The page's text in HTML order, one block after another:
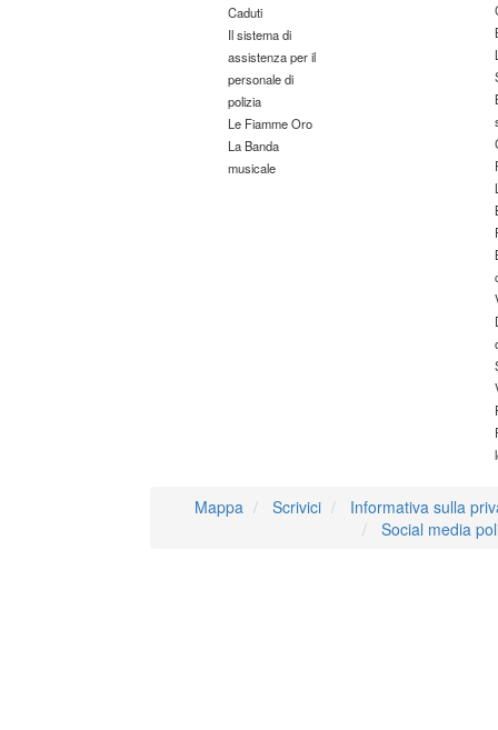
Caduti
Il sistema di
assistenza per il
personale di
polizia
Le Fiamme Oro
La Banda
musicale
Mappa Scrivici
Informativa sulla
Social media